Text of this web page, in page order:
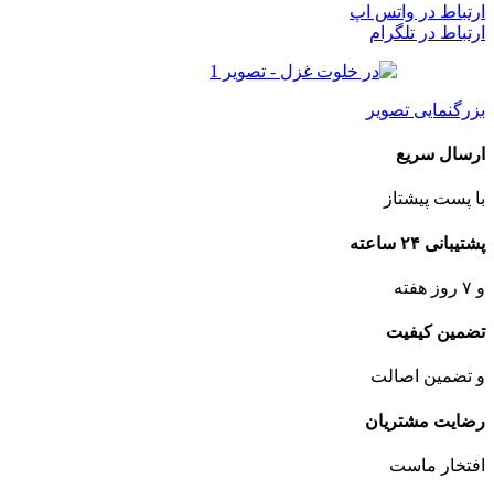
ارتباط در واتس اپ
ارتباط در تلگرام
بزرگنمایی تصویر
ارسال سریع
با پست پیشتاز
پشتیبانی ۲۴ ساعته
و ۷ روز هفته
تضمین کیفیت
و تضمین اصالت
رضایت مشتریان
افتخار ماست